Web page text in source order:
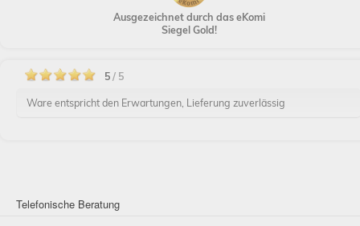
Ausgezeichnet durch das eKomi
Siegel Gold!
5/ 5
Ware entspricht den Erwartungen, Lieferung zuverlässig
Telefonische Beratung